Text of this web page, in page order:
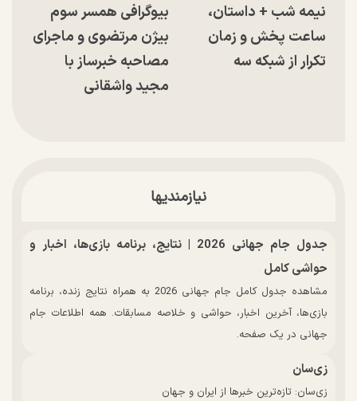
نیمه شب + داستان،
ساعت پخش و زمان
تکرار از شبکه سه
بیوگرافی همسر سوم
بیژن مرتضوی و ماجرای
مصاحبه خبرساز با
مجید واشقانی
نیازمندیها
جدول جام جهانی 2026 | نتایج، برنامه بازی‌ها، اخبار و
حواشی کامل
مشاهده جدول کامل جام جهانی 2026 به همراه نتایج زنده، برنامه
بازی‌ها، آخرین اخبار، حواشی و خلاصه مسابقات. همه اطلاعات جام
جهانی در یک صفحه.
زی‌سان
زی‌سان: تازه‌ترین خبرها از ایران و جهان